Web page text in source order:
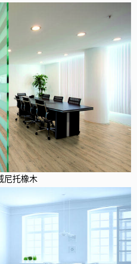
尼托橡木